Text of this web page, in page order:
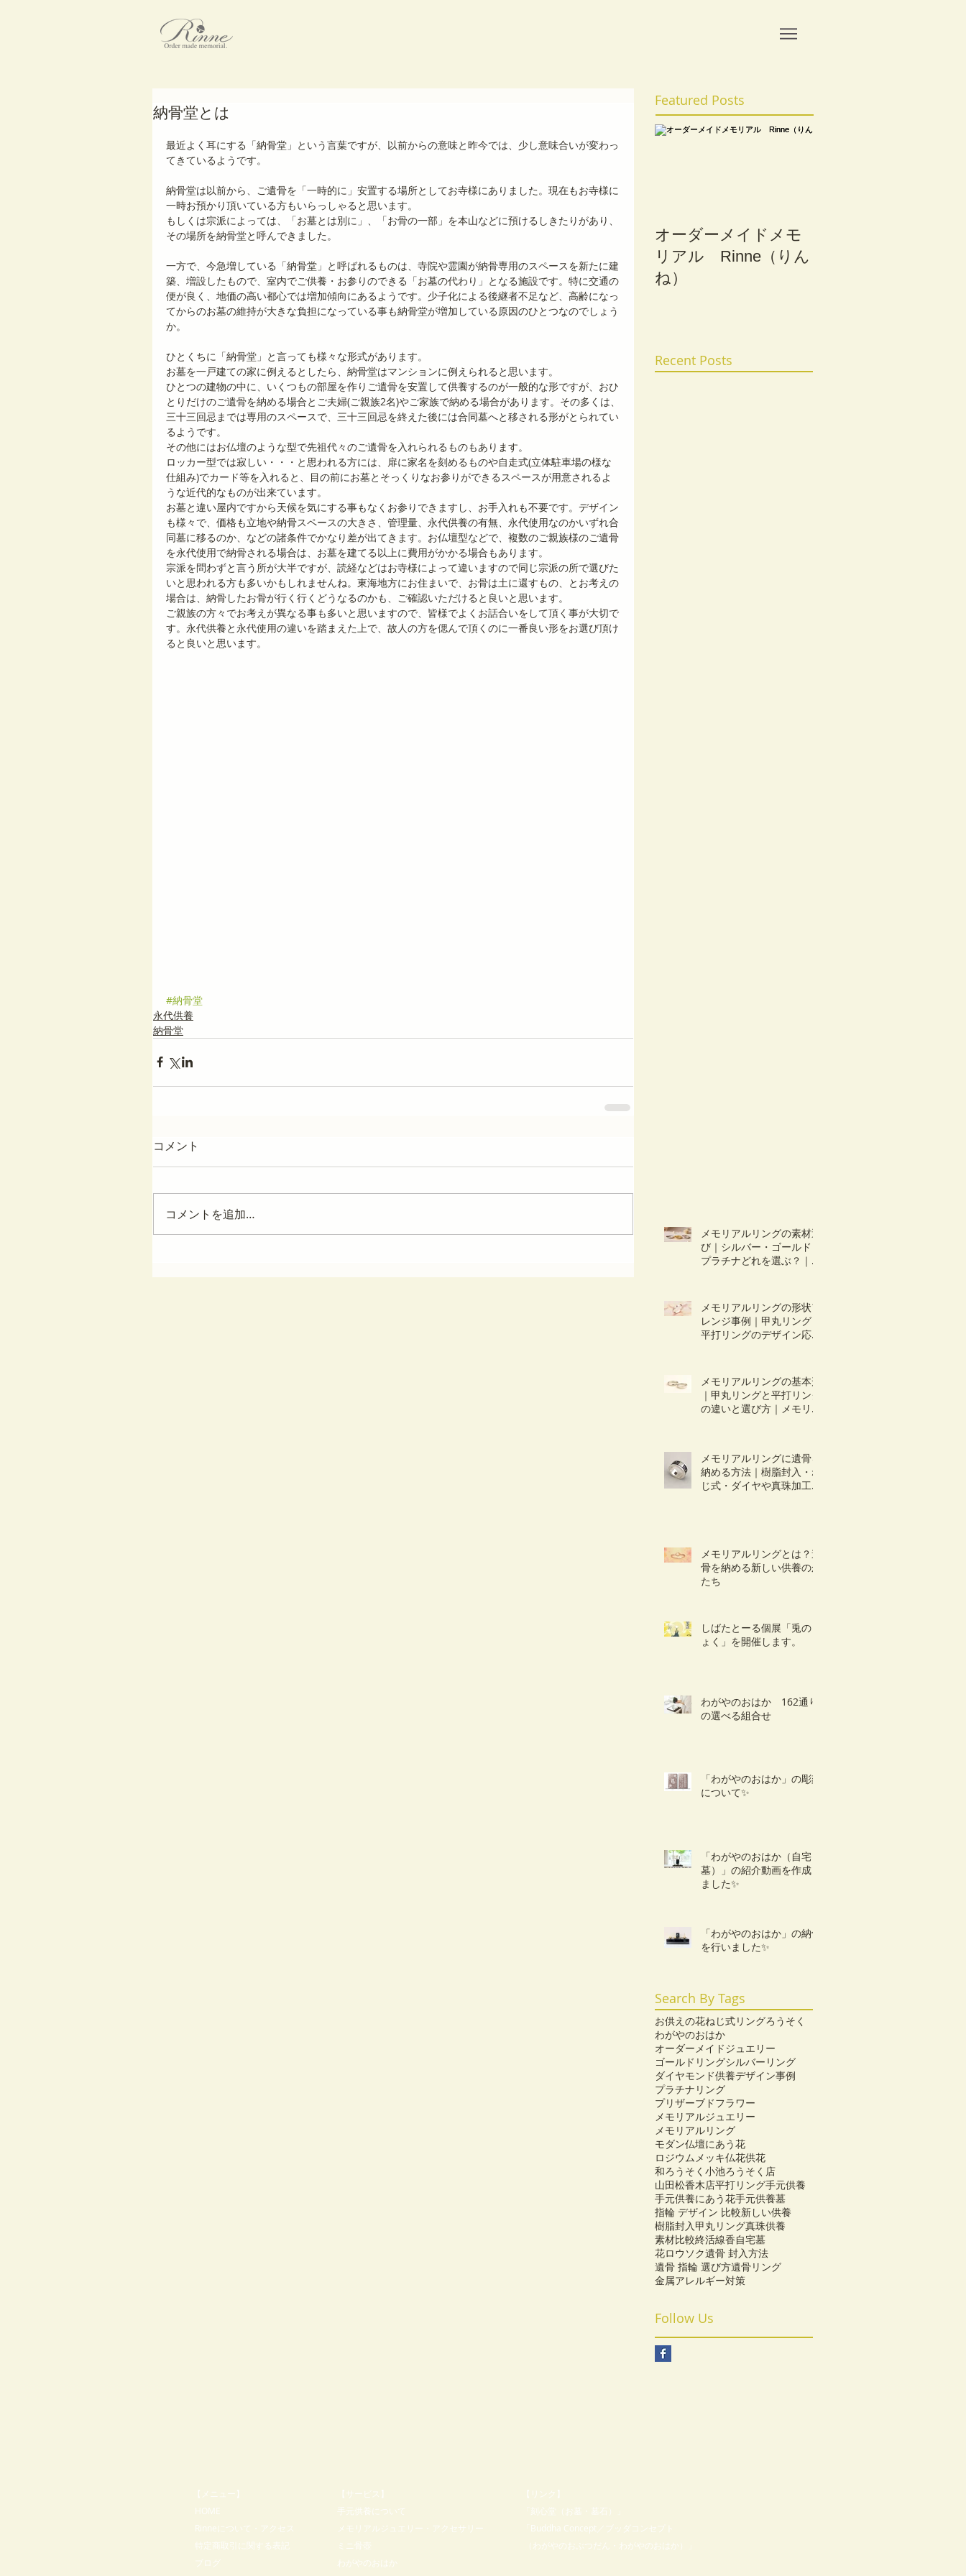
納骨堂とは
最近よく耳にする「納骨堂」という言葉ですが、以前からの意味と昨今では、少し意味合いが変わっ
てきているようです。
納骨堂は以前から、ご遺骨を「一時的に」安置する場所としてお寺様にありました。現在もお寺様に
一時お預かり頂いている方もいらっしゃると思います。
もしくは宗派によっては、「お墓とは別に」、「お骨の一部」を本山などに預けるしきたりがあり、
その場所を納骨堂と呼んできました。
一方で、今急増している「納骨堂」と呼ばれるものは、寺院や霊園が納骨専用のスペースを新たに建
築、増設したもので、室内でご供養・お参りのできる「お墓の代わり」となる施設です。特に交通の
便が良く、地価の高い都心では増加傾向にあるようです。少子化による後継者不足など、高齢になっ
てからのお墓の維持が大きな負担になっている事も納骨堂が増加している原因のひとつなのでしょう
か。
ひとくちに「納骨堂」と言っても様々な形式があります。
お墓を一戸建ての家に例えるとしたら、納骨堂はマンションに例えられると思います。
ひとつの建物の中に、いくつもの部屋を作りご遺骨を安置して供養するのが一般的な形ですが、おひ
とりだけのご遺骨を納める場合とご夫婦(ご親族2名)やご家族で納める場合があります。その多くは、
三十三回忌までは専用のスペースで、三十三回忌を終えた後には合同墓へと移される形がとられてい
るようです。
その他にはお仏壇のような型で先祖代々のご遺骨を入れられるものもあります。
ロッカー型では寂しい・・・と思われる方には、扉に家名を刻めるものや自走式(立体駐車場の様な
仕組み)でカード等を入れると、目の前にお墓とそっくりなお参りができるスペースが用意されるよ
うな近代的なものが出来ています。
お墓と違い屋内ですから天候を気にする事もなくお参りできますし、お手入れも不要です。デザイン
も様々で、価格も立地や納骨スペースの大きさ、管理量、永代供養の有無、永代使用なのかいずれ合
同墓に移るのか、などの諸条件でかなり差が出てきます。お仏壇型などで、複数のご親族様のご遺骨
を永代使用で納骨される場合は、お墓を建てる以上に費用がかかる場合もあります。
宗派を問わずと言う所が大半ですが、読経などはお寺様によって違いますので同じ宗派の所で選びた
いと思われる方も多いかもしれませんね。東海地方にお住まいで、お骨は土に還すもの、とお考えの
場合は、納骨したお骨が行く行くどうなるのかも、ご確認いただけると良いと思います。
ご親族の方々でお考えが異なる事も多いと思いますので、皆様でよくお話合いをして頂く事が大切で
す。永代供養と永代使用の違いを踏まえた上で、故人の方を偲んで頂くのに一番良い形をお選び頂け
ると良いと思います。
#納骨堂
永代供養
納骨堂
コメント
コメントを追加…
Featured Posts
オーダーメイドメモ
リアル Rinne（りん
ね）
Recent Posts
メモリアルリングの素材選
び｜シルバー・ゴールド・
プラチナどれを選ぶ？｜オ
メモリアルリングの形状ア
レンジ事例｜甲丸リング・
平打リングのデザイン応用
メモリアルリングの基本形
｜甲丸リングと平打リング
の違いと選び方｜メモリア
メモリアルリングに遺骨を
納める方法｜樹脂封入・ね
じ式・ダイヤや真珠加工の
メモリアルリングとは？遺
骨を納める新しい供養のか
たち
しばたとーる個展「兎のき
ょく」を開催します。
わがやのおはか 162通り
の選べる組合せ
「わがやのおはか」の彫刻
について✨
「わがやのおはか（自宅
墓）」の紹介動画を作成し
ました✨
「わがやのおはか」の納骨
を行いました✨️
Search By Tags
お供えの花ねじ式リングろうそく
わがやのおはか
オーダーメイドジュエリー
ゴールドリングシルバーリング
ダイヤモンド供養デザイン事例
プラチナリング
プリザーブドフラワー
メモリアルジュエリー
メモリアルリング
モダン仏壇にあう花
ロジウムメッキ仏花供花
和ろうそく 小池ろうそく店
山田松香木店平打リング手元供養
手元供養にあう花手元供養墓
指輪 デザイン 比較新しい供養
樹脂封入甲丸リング真珠供養
素材比較終活線香自宅墓
花ロウソク遺骨 封入方法
遺骨 指輪 選び方遺骨リング
金属アレルギー対策
Follow Us
【メニュー】
​ HOME
Rinneについて・アクセス
特定商取引に関する表記
ブログ
【サービス】
手元供養について
メモリアルジュエリー・アクセサリー
ミニ骨壺
​わがやのおはか
【リンク】
「刻心堂（お墓・墓石）
「Buddha Concept／ブッダコンセプト
（わがやのおぶつだん・わがやのおはか）」